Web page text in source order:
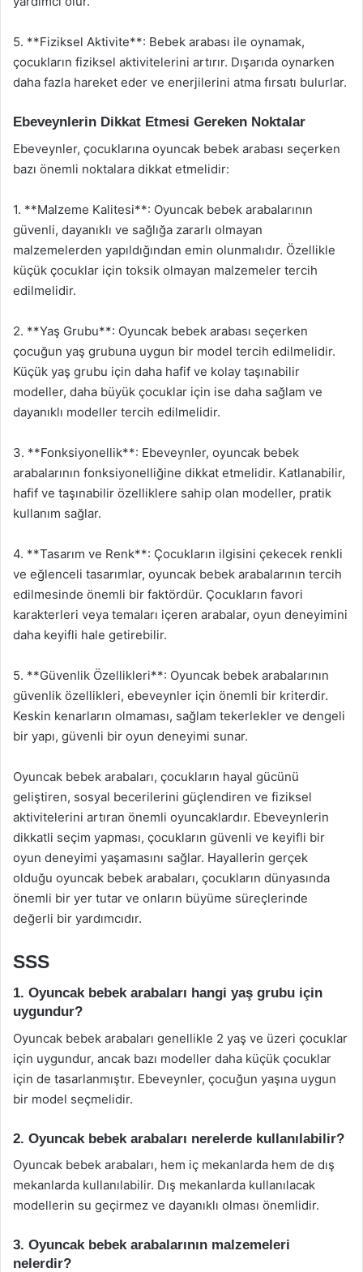
5. **Fiziksel Aktivite**: Bebek arabası ile oynamak,
çocukların fiziksel aktivitelerini artırır. Dışarıda oynarken
daha fazla hareket eder ve enerjilerini atma fırsatı bulurlar.
Ebeveynlerin Dikkat Etmesi Gereken Noktalar
Ebeveynler, çocuklarına oyuncak bebek arabası seçerken
bazı önemli noktalara dikkat etmelidir:
1. **Malzeme Kalitesi**: Oyuncak bebek arabalarının
güvenli, dayanıklı ve sağlığa zararlı olmayan
malzemelerden yapıldığından emin olunmalıdır. Özellikle
küçük çocuklar için toksik olmayan malzemeler tercih
edilmelidir.
2. **Yaş Grubu**: Oyuncak bebek arabası seçerken
çocuğun yaş grubuna uygun bir model tercih edilmelidir.
Küçük yaş grubu için daha hafif ve kolay taşınabilir
modeller, daha büyük çocuklar için ise daha sağlam ve
dayanıklı modeller tercih edilmelidir.
3. **Fonksiyonellik**: Ebeveynler, oyuncak bebek
arabalarının fonksiyonelliğine dikkat etmelidir. Katlanabilir,
hafif ve taşınabilir özelliklere sahip olan modeller, pratik
kullanım sağlar.
4. **Tasarım ve Renk**: Çocukların ilgisini çekecek renkli
ve eğlenceli tasarımlar, oyuncak bebek arabalarının tercih
edilmesinde önemli bir faktördür. Çocukların favori
karakterleri veya temaları içeren arabalar, oyun deneyimini
daha keyifli hale getirebilir.
5. **Güvenlik Özellikleri**: Oyuncak bebek arabalarının
güvenlik özellikleri, ebeveynler için önemli bir kriterdir.
Keskin kenarların olmaması, sağlam tekerlekler ve dengeli
bir yapı, güvenli bir oyun deneyimi sunar.
Oyuncak bebek arabaları, çocukların hayal gücünü
geliştiren, sosyal becerilerini güçlendiren ve fiziksel
aktivitelerini artıran önemli oyuncaklardır. Ebeveynlerin
dikkatli seçim yapması, çocukların güvenli ve keyifli bir
oyun deneyimi yaşamasını sağlar. Hayallerin gerçek
olduğu oyuncak bebek arabaları, çocukların dünyasında
önemli bir yer tutar ve onların büyüme süreçlerinde
değerli bir yardımcıdır.
SSS
1. Oyuncak bebek arabaları hangi yaş grubu için
uygundur?
Oyuncak bebek arabaları genellikle 2 yaş ve üzeri çocuklar
için uygundur, ancak bazı modeller daha küçük çocuklar
için de tasarlanmıştır. Ebeveynler, çocuğun yaşına uygun
bir model seçmelidir.
2. Oyuncak bebek arabaları nerelerde kullanılabilir?
Oyuncak bebek arabaları, hem iç mekanlarda hem de dış
mekanlarda kullanılabilir. Dış mekanlarda kullanılacak
modellerin su geçirmez ve dayanıklı olması önemlidir.
3. Oyuncak bebek arabalarının malzemeleri
nelerdir?